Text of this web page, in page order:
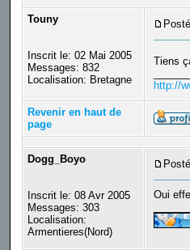
Touny
Inscrit le: 02 Mai 2005
Messages: 832
Localisation: Bretagne
Tiens
http://
Revenir en haut de
page
Dogg_Boyo
Inscrit le: 08 Avr 2005
Messages: 303
Localisation:
Armentieres(Nord)
Oui